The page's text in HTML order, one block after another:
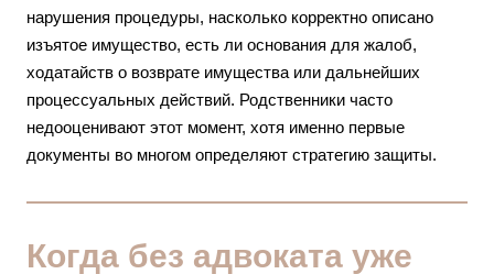
нарушения процедуры, насколько корректно описано
изъятое имущество, есть ли основания для жалоб,
ходатайств о возврате имущества или дальнейших
процессуальных действий. Родственники часто
недооценивают этот момент, хотя именно первые
документы во многом определяют стратегию защиты.
Когда без адвоката уже